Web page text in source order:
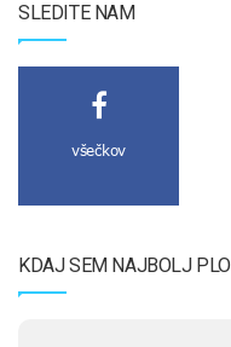
SLEDITE NAM
všečkov
KDAJ SEM NAJBOLJ